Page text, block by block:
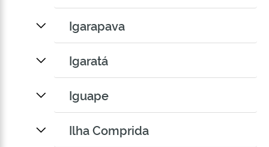
Igarapava
Igaratá
Iguape
Ilha Comprida